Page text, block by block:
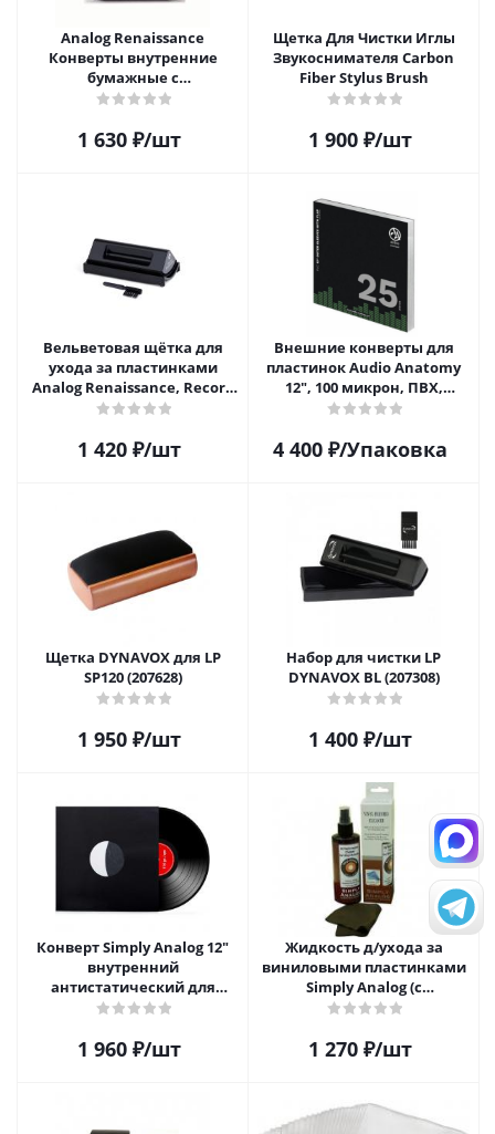
Analog Renaissance
Конверты внутренние
бумажные с
антистатическим пакетом
Audiophile Paper+Plastic (25
1 630₽/шт
Щетка Для Чистки Иглы
Звукоснимателя Carbon
Fiber Stylus Brush
1 900₽/шт
Вельветовая щётка для
ухода за пластинками
Analog Renaissance, Record
Velvet Brush, AR-7151, Black
1 420₽/шт
Внешние конверты для
пластинок Audio Anatomy
12", 100 микрон, ПВХ,
GATEFOLD (25 шт)
4 400₽/Упаковка
Щетка DYNAVOX для LP
SP120 (207628)
1 950₽/шт
Набор для чистки LP
DYNAVOX BL (207308)
1 400₽/шт
Конверт Simply Analog 12"
внутренний
антистатический для
пластинок (25 шт)
1 960₽/шт
Жидкость д/ухода за
виниловыми пластинками
Simply Analog (с
распылителем, 200 мл) и
1 270₽/шт